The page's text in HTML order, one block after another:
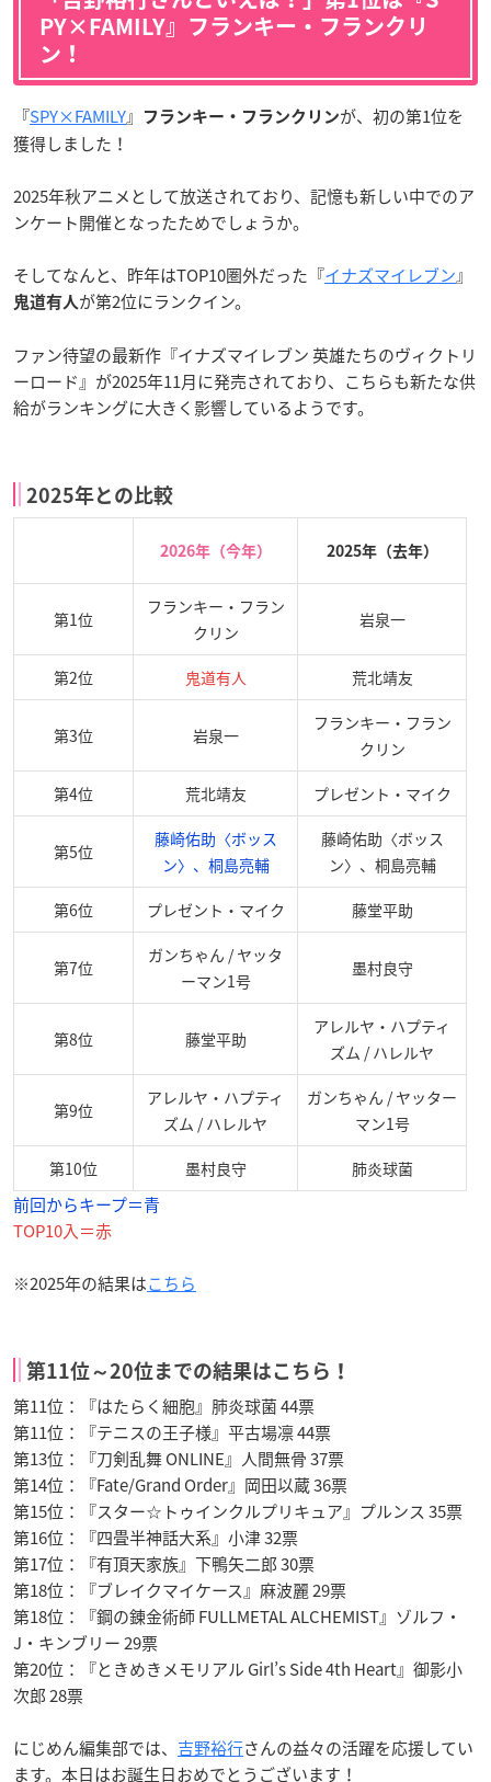
PY×FAMILY』フランキー・フランクリ
ン！
『SPY×FAMILY』 フランキー・フランクリンが、初の第1位を
獲得しました！
2025年秋アニメとして放送されており、記憶も新しい中でのア
ンケート開催となったためでしょうか。
そしてなんと、昨年はTOP10圏外だった『イナズマイレブン』
鬼道有人 が第2位にランクイン。
ファン待望の最新作『イナズマイレブン 英雄たちのヴィクトリ
ーロード』が2025年11月に発売されており、こちらも新たな供
給がランキングに大きく影響しているようです。
2025年との比較
2026年（今年） 2025年（去年）
第1位
フランキー・フラン
クリン
岩泉一
第2位 鬼道有人 荒北靖友
第3位 岩泉一
フランキー・フラン
クリン
第4位 荒北靖友 プレゼント・マイク
第5位
藤崎佑助〈ボッス
ン〉、桐島亮輔
藤崎佑助〈ボッス
ン〉、桐島亮輔
第6位 プレゼント・マイク 藤堂平助
第7位
ガンちゃん / ヤッタ
ーマン1号
墨村良守
第8位 藤堂平助
アレルヤ・ハプティ
ズム / ハレルヤ
第9位
アレルヤ・ハプティ
ズム / ハレルヤ
ガンちゃん / ヤッター
マン1号
第10位 墨村良守 肺炎球菌
前回からキープ＝青
TOP10入＝赤
※2025年の結果はこちら
第11位～20位までの結果はこちら！
第11位：『はたらく細胞』肺炎球菌 44票
第11位：『テニスの王子様』平古場凛 44票
第13位：『刀剣乱舞 ONLINE』人間無骨 37票
第14位：『Fate/Grand Order』岡田以蔵 36票
第15位：『スター☆トゥインクルプリキュア』プルンス 35票
第16位：『四畳半神話大系』小津 32票
第17位：『有頂天家族』下鴨矢二郎 30票
第18位：『ブレイクマイケース』麻波麗 29票
第18位：『鋼の錬金術師 FULLMETAL ALCHEMIST』ゾルフ・
J・キンブリー 29票
第20位：『ときめきメモリアル Girl’s Side 4th Heart』御影小
次郎 28票
にじめん編集部では、 吉野裕行さんの益々の活躍を応援してい
ます。本日はお誕生日おめでとうございます！